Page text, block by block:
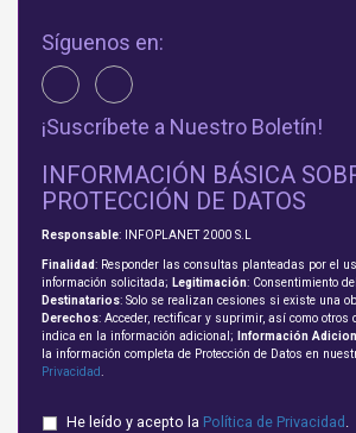
Síguenos en:
¡Suscríbete a Nuestro Boletín!
INFORMACIÓN BÁSICA
PROTECCIÓN DE DATOS
Responsable: INFOPLANET 2000 S.L
Finalidad: Responder las consultas planteadas por el
información solicitada; Legitimación: Consentimiento
Destinatarios: Solo se realizan cesiones si existe una
Derechos: Acceder, rectificar y suprimir, así como otros
indica en la información adicional;
Información
la información completa de Protección de Datos en
Privacidad.
He leído y acepto la Política de Privacidad .